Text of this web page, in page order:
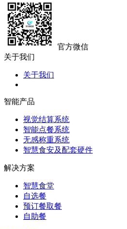
官方微信
关于我们
关于我们
智能产品
视觉结算系统
智能点餐系统
无感称重系统
智慧食安及配套硬件
解决方案
智慧食堂
自选餐
预订餐取餐
自助餐